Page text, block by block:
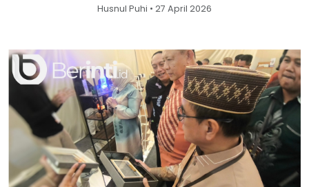
Husnul Puhi • 27 April 2026